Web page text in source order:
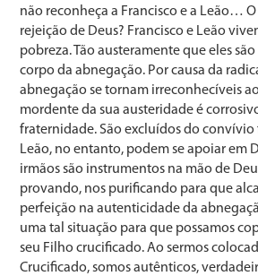
não reconheça a Francisco e a Leão…
rejeição de Deus? Francisco e Leão
pobreza. Tão austeramente que eles
corpo da abnegação. Por causa da
abnegação se tornam irreconhecíveis
mordente da sua austeridade é
fraternidade. São excluídos do convívio
Leão, no entanto, podem se apoiar em
irmãos são instrumentos na mão de
provando, nos purificando para que
perfeição na autenticidade da
uma tal situação para que possamos
seu Filho crucificado. Ao sermos
Crucificado, somos autênticos,